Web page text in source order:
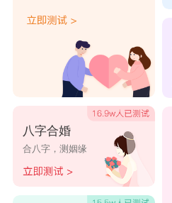
婉思
鑫诗 若玥
八字合婚
合八字，测姻缘